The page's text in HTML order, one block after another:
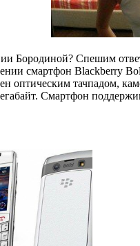
Бородиной? Спешим
смартфон Blackberry
оптическим тачпадом,
Смартфон